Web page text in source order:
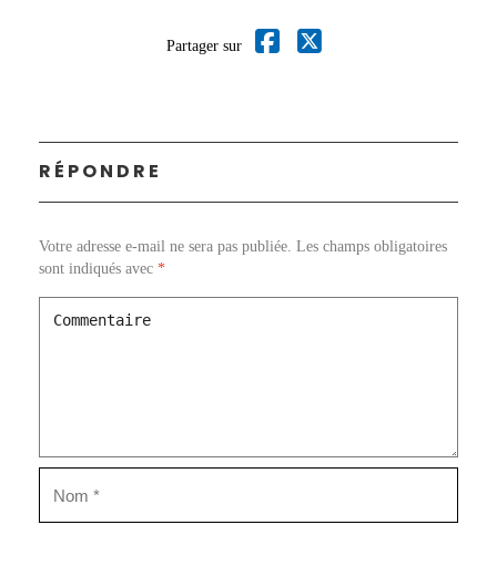
Partager sur
RÉPONDRE
Votre adresse e-mail ne sera pas publiée. Les champs obligatoires
sont indiqués avec *